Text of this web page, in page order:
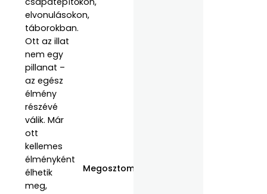
elvonulásokon,
táborokban.
Ott az illat
nem egy
pillanat –
az egész
élmény
részévé
válik. Már
ott
kellemes
élményként
élhetik
meg,
Megosztom: